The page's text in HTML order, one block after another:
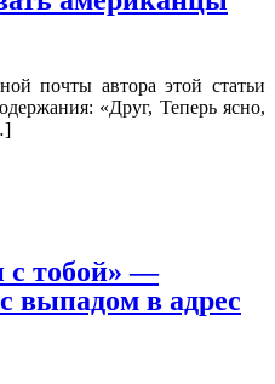
почты автора этой статьи
«Друг, Теперь ясно,
с тобой» —
выпадом в адрес